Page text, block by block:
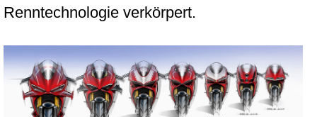
Renntechnologie verkörpert.